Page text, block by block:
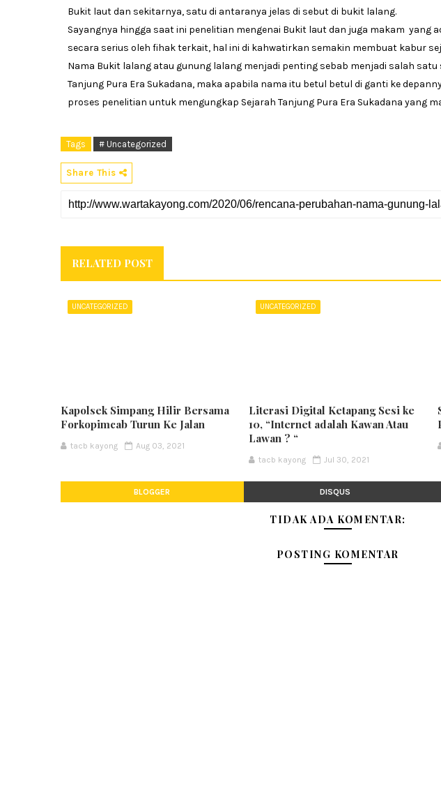
Bukit laut dan sekitarnya, satu di antaranya jelas di sebut di bukit lalang.
Sayangnya hingga saat ini penelitian mengenai Bukit laut dan juga makam yang
secara serius oleh fihak terkait, hal ini di kahwatirkan semakin membuat kabur
Nama Bukit lalang atau gunung lalang menjadi penting sebab menjadi salah
Tanjung Pura Era Sukadana, maka apabila nama itu betul betul di ganti ke
proses penelitian untuk mengungkap Sejarah Tanjung Pura Era Sukadana yang
Tags # Uncategorized
Share This
RELATED POST
UNCATEGORIZED
Kapolsek Simpang Hilir Bersama
Forkopimcab Turun Ke Jalan
tacb kayong Aug 03, 2021
UNCATEGORIZED
Literasi Digital Ketapang Sesi ke
10, “Internet adalah Kawan Atau
Lawan ? “
tacb kayong Jul 30, 2021
BLOGGER DISQUS
TIDAK ADA KOMENTAR:
POSTING KOMENTAR